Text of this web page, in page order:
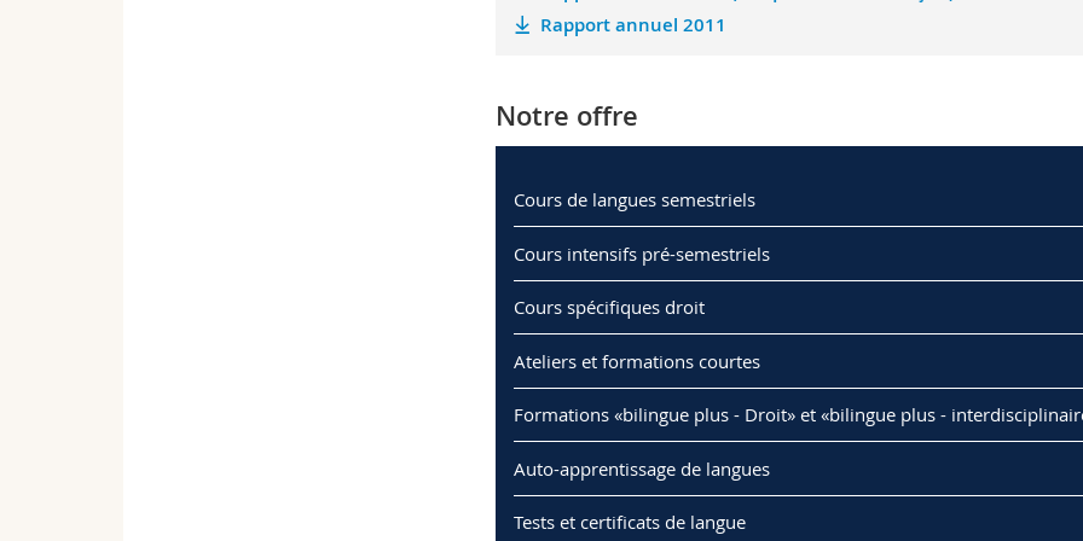
Rapport annuel 2011
Notre offre
Cours de langues semestriels
Cours intensifs pré-semestriels
Cours spécifiques droit
Ateliers et formations courtes
Formations «bilingue plus - Droit» et «bilingue plus -
Auto-apprentissage de langues
Tests et certificats de langue